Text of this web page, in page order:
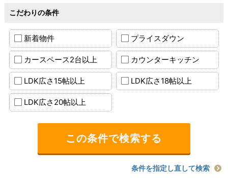
こだわりの条件
新着物件 プライスダウン
カースペース2台以上 カウンターキッチン
LDK広さ15帖以上 LDK広さ18帖以上
LDK広さ20帖以上
条件を指定し直して検索